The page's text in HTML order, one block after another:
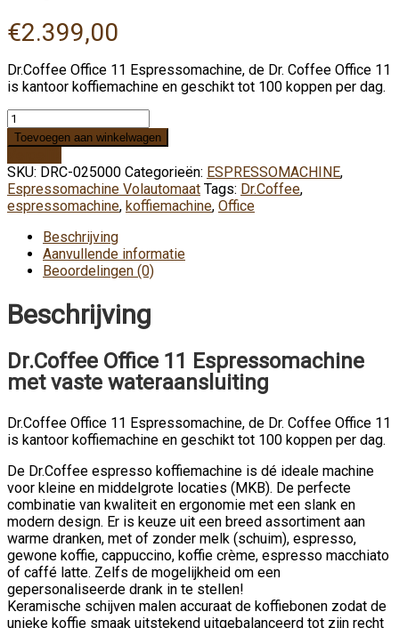
€2.399,00
Dr.Coffee Office 11 Espressomachine, de Dr. Coffee Office 11
is kantoor koffiemachine en geschikt tot 100 koppen per dag.
Dr.
Coffee
Office
11
Espressomachine
aantal
Toevoegen aan winkelwagen
SKU: DRC-025000 Categorieën: ESPRESSOMACHINE,
Espressomachine Volautomaat Tags: Dr.Coffee,
espressomachine, koffiemachine, Office
Beschrijving
Aanvullende informatie
Beoordelingen (0)
Beschrijving
Dr.Coffee Office 11 Espressomachine
met vaste wateraansluiting
Dr.Coffee Office 11 Espressomachine, de Dr. Coffee Office 11
is kantoor koffiemachine en geschikt tot 100 koppen per dag.
De Dr.Coffee espresso koffiemachine is dé ideale machine
voor kleine en middelgrote locaties (MKB). De perfecte
combinatie van kwaliteit en ergonomie met een slank en
modern design. Er is keuze uit een breed assortiment aan
warme dranken, met of zonder melk (schuim), espresso,
gewone koffie, cappuccino, koffie crème, espresso macchiato
of caffé latte. Zelfs de mogelijkheid om een
gepersonaliseerde drank in te stellen!
Keramische schijven malen accuraat de koffiebonen zodat de
unieke koffie smaak uitstekend uitgebalanceerd tot zijn recht